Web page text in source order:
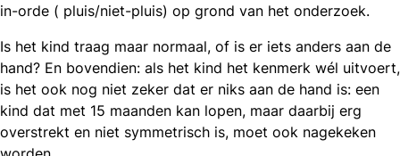
in-orde ( pluis/niet-pluis) op grond van het onderzoek.
Is het kind traag maar normaal, of is er iets anders aan de
hand? En bovendien: als het kind het kenmerk wél uitvoert,
is het ook nog niet zeker dat er niks aan de hand is: een
kind dat met 15 maanden kan lopen, maar daarbij erg
overstrekt en niet symmetrisch is, moet ook nagekeken